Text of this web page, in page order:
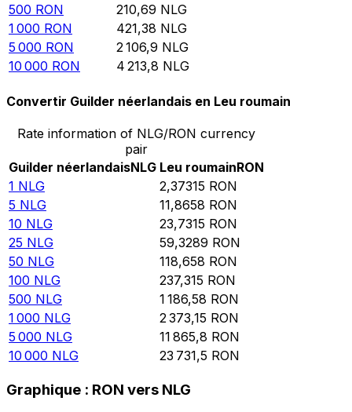
500 RON 210,69 NLG
1 000 RON 421,38 NLG
5 000 RON 2 106,9 NLG
10 000 RON 4 213,8 NLG
Convertir Guilder néerlandais en Leu roumain
Rate information of NLG/RON currency
pair
Guilder néerlandaisNLG Leu roumainRON
1 NLG 2,37315 RON
5 NLG 11,8658 RON
10 NLG 23,7315 RON
25 NLG 59,3289 RON
50 NLG 118,658 RON
100 NLG 237,315 RON
500 NLG 1 186,58 RON
1 000 NLG 2 373,15 RON
5 000 NLG 11 865,8 RON
10 000 NLG 23 731,5 RON
Graphique : RON vers NLG